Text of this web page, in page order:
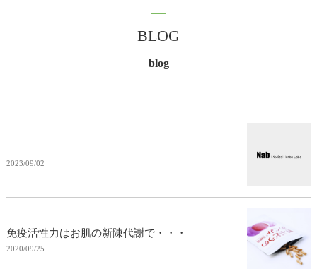
BLOG
blog
2023/09/02
免疫活性力はお肌の新陳代謝で・・・
2020/09/25